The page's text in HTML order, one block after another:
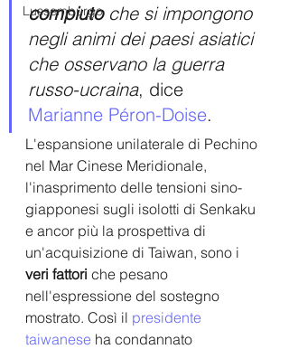
Lussemburgo
compiuto che si impongono
negli animi dei paesi asiatici
che osservano la guerra
russo-ucraina, dice
Marianne Péron-Doise.
L'espansione unilaterale di Pechino
nel Mar Cinese Meridionale,
l'inasprimento delle tensioni sino-
giapponesi sugli isolotti di Senkaku
e ancor più la prospettiva di
un'acquisizione di Taiwan, sono i
veri fattori che pesano
nell'espressione del sostegno
mostrato. Così il presidente
taiwanese ha condannato